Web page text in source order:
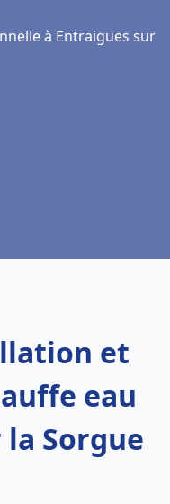
à Entraigues sur
et
eau
Sorgue